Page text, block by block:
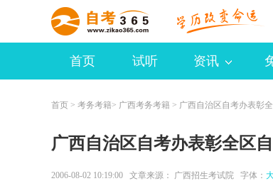
首页 试听 资讯
首页 > 考务考籍> 广西考务考籍 > 广西自治区自考办表彰
广西自治区自考办表彰全区
2006-08-02 10:19:00 文章来源： 广西招生考试院 字体：